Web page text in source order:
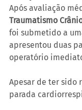
Após avaliação
Traumatismo
foi submetido a
apresentou duas
operatório
Apesar de ter sido
parada